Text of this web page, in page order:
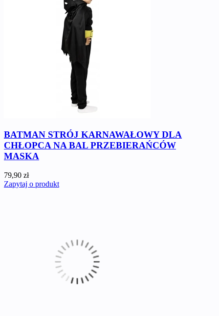
BATMAN STRÓJ KARNAWAŁOWY DLA
CHŁOPCA NA BAL PRZEBIERAŃCÓW
MASKA
79,90 zł
Zapytaj o produkt